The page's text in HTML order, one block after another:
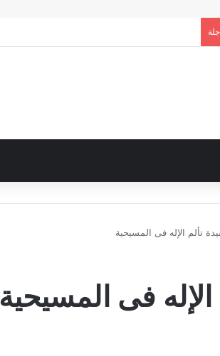
تألم الإله فى المسيحية
فى المسيحية